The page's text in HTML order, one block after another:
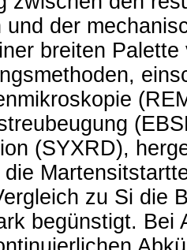
und der
breiten Palette
(SYXRD),
zu Si die
begünstigt. Bei